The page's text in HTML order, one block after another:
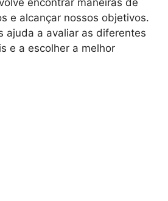
encontrar maneiras de
e alcançar nossos objetivos.
ajuda a avaliar as diferentes
e a escolher a melhor